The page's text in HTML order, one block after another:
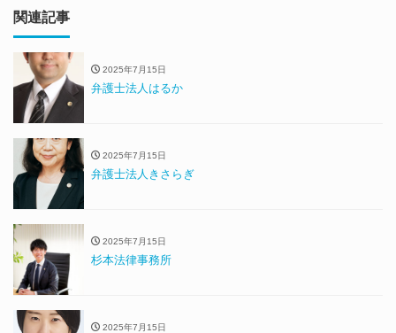
関連記事
2025年7月15日
弁護士法人はるか
2025年7月15日
弁護士法人きさらぎ
2025年7月15日
杉本法律事務所
2025年7月15日